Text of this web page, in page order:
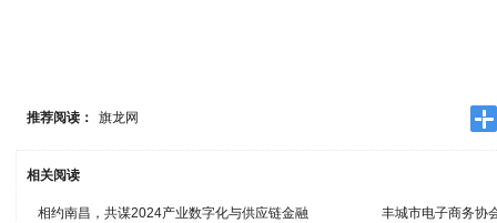
推荐阅读： 旗龙网
相关阅读
相约南昌，共谋2024产业数字化与供应链金融 丰城市电子商务协